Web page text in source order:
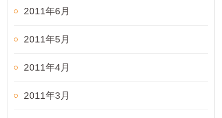
2011年6月
2011年5月
2011年4月
2011年3月